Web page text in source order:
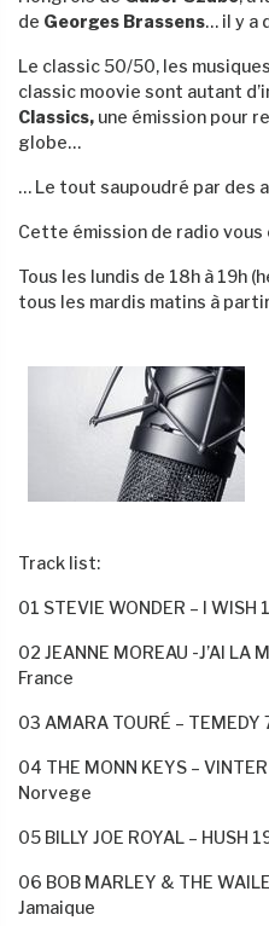
de Georges Brassens… il y a
Le classic 50/50, les
classic moovie sont autant
Classics, une émission pour
globe…
… Le tout saupoudré par des
Cette émission de radio
Tous les lundis de 18h à 19h
tous les mardis matins à
Track list:
01 STEVIE WONDER – I WISH
02 JEANNE MOREAU -J’AI LA
France
03 AMARA TOURÉ – TEMEDY
04 THE MONN KEYS –
Norvege
05 BILLY JOE ROYAL – HUSH
06 BOB MARLEY & THE
Jamaique